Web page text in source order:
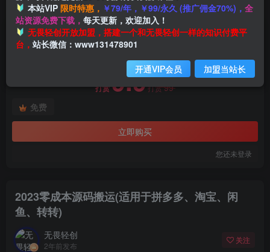
首页 创业课程 会员免费 正文
2023零成本源码搬运(适用于拼多多、淘宝、闲鱼、转转)
此内容为付费阅读，请付费后查看
打赏9.9打赏99
免费
立即购买
您还未登录
付费阅读
2023零成本源码搬运(适用于拼多多、淘宝、闲
鱼、转转)
无畏轻创
2年前发布
关注
本站VIP 限时特惠， ￥79/年，￥99/永久 (推广佣金70%)， 全
站资源免费下载， 每天更新，欢迎加入！
无畏轻创开放加盟，搭建一个和无畏轻创一样的知识付费平
台， 站长微信：www131478901
开通VIP会员 加盟当站长